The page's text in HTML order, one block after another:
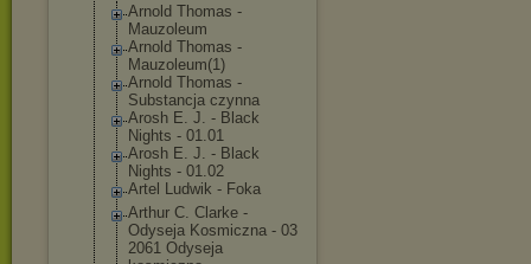
Arnold Thomas -
Mauzoleum
Arnold Thomas -
Mauzoleum(1)
Arnold Thomas -
Substancja czynna
Arosh E. J. - Black
Nights - 01.01
Arosh E. J. - Black
Nights - 01.02
Artel Ludwik - Foka
Arthur C. Clarke -
Odyseja Kosmiczna - 03
2061 Odyseja